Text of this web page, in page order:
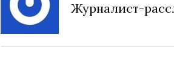
Журналист-